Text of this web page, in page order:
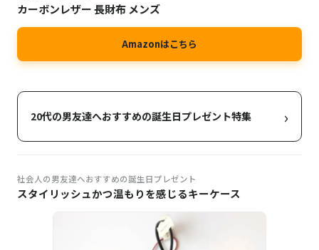
カーボンレザー 長財布 メンズ
Amazonはこちら
20代の男友達へおすすめの誕生日プレゼント特集 ›
社会人の男友達へおすすめの誕生日プレゼント
スタイリッシュかつ温もりを感じるキーケース